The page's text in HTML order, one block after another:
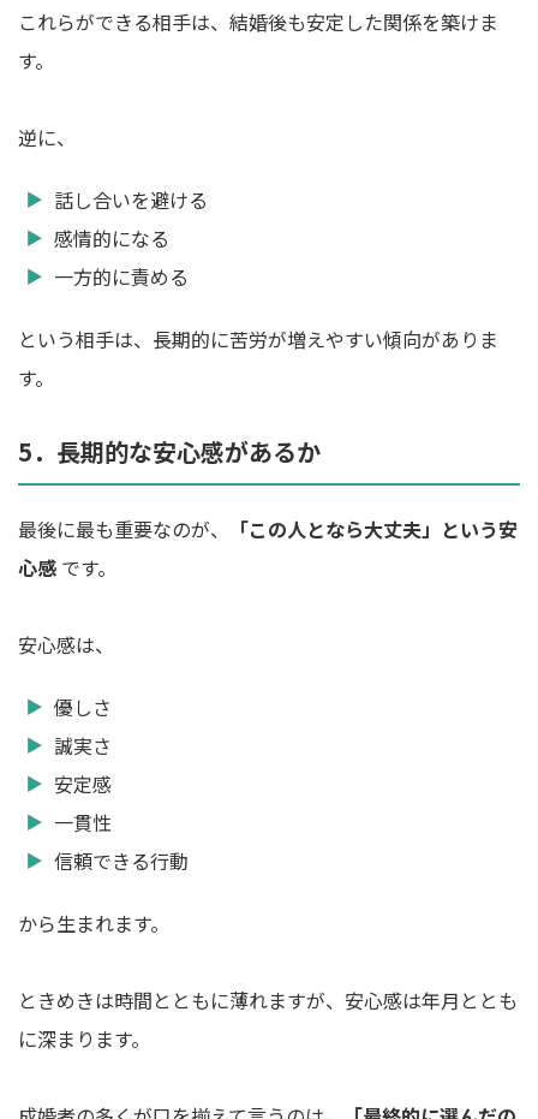
これらができる相手は、結婚後も安定した関係を築けま
す。
逆に、
話し合いを避ける
感情的になる
一方的に責める
という相手は、長期的に苦労が増えやすい傾向がありま
す。
5．長期的な安心感があるか
最後に最も重要なのが、
「この人となら大丈夫」という安
心感 です。
安心感は、
優しさ
誠実さ
安定感
一貫性
信頼できる行動
から生まれます。
ときめきは時間とともに薄れますが、安心感は年月ととも
に深まります。